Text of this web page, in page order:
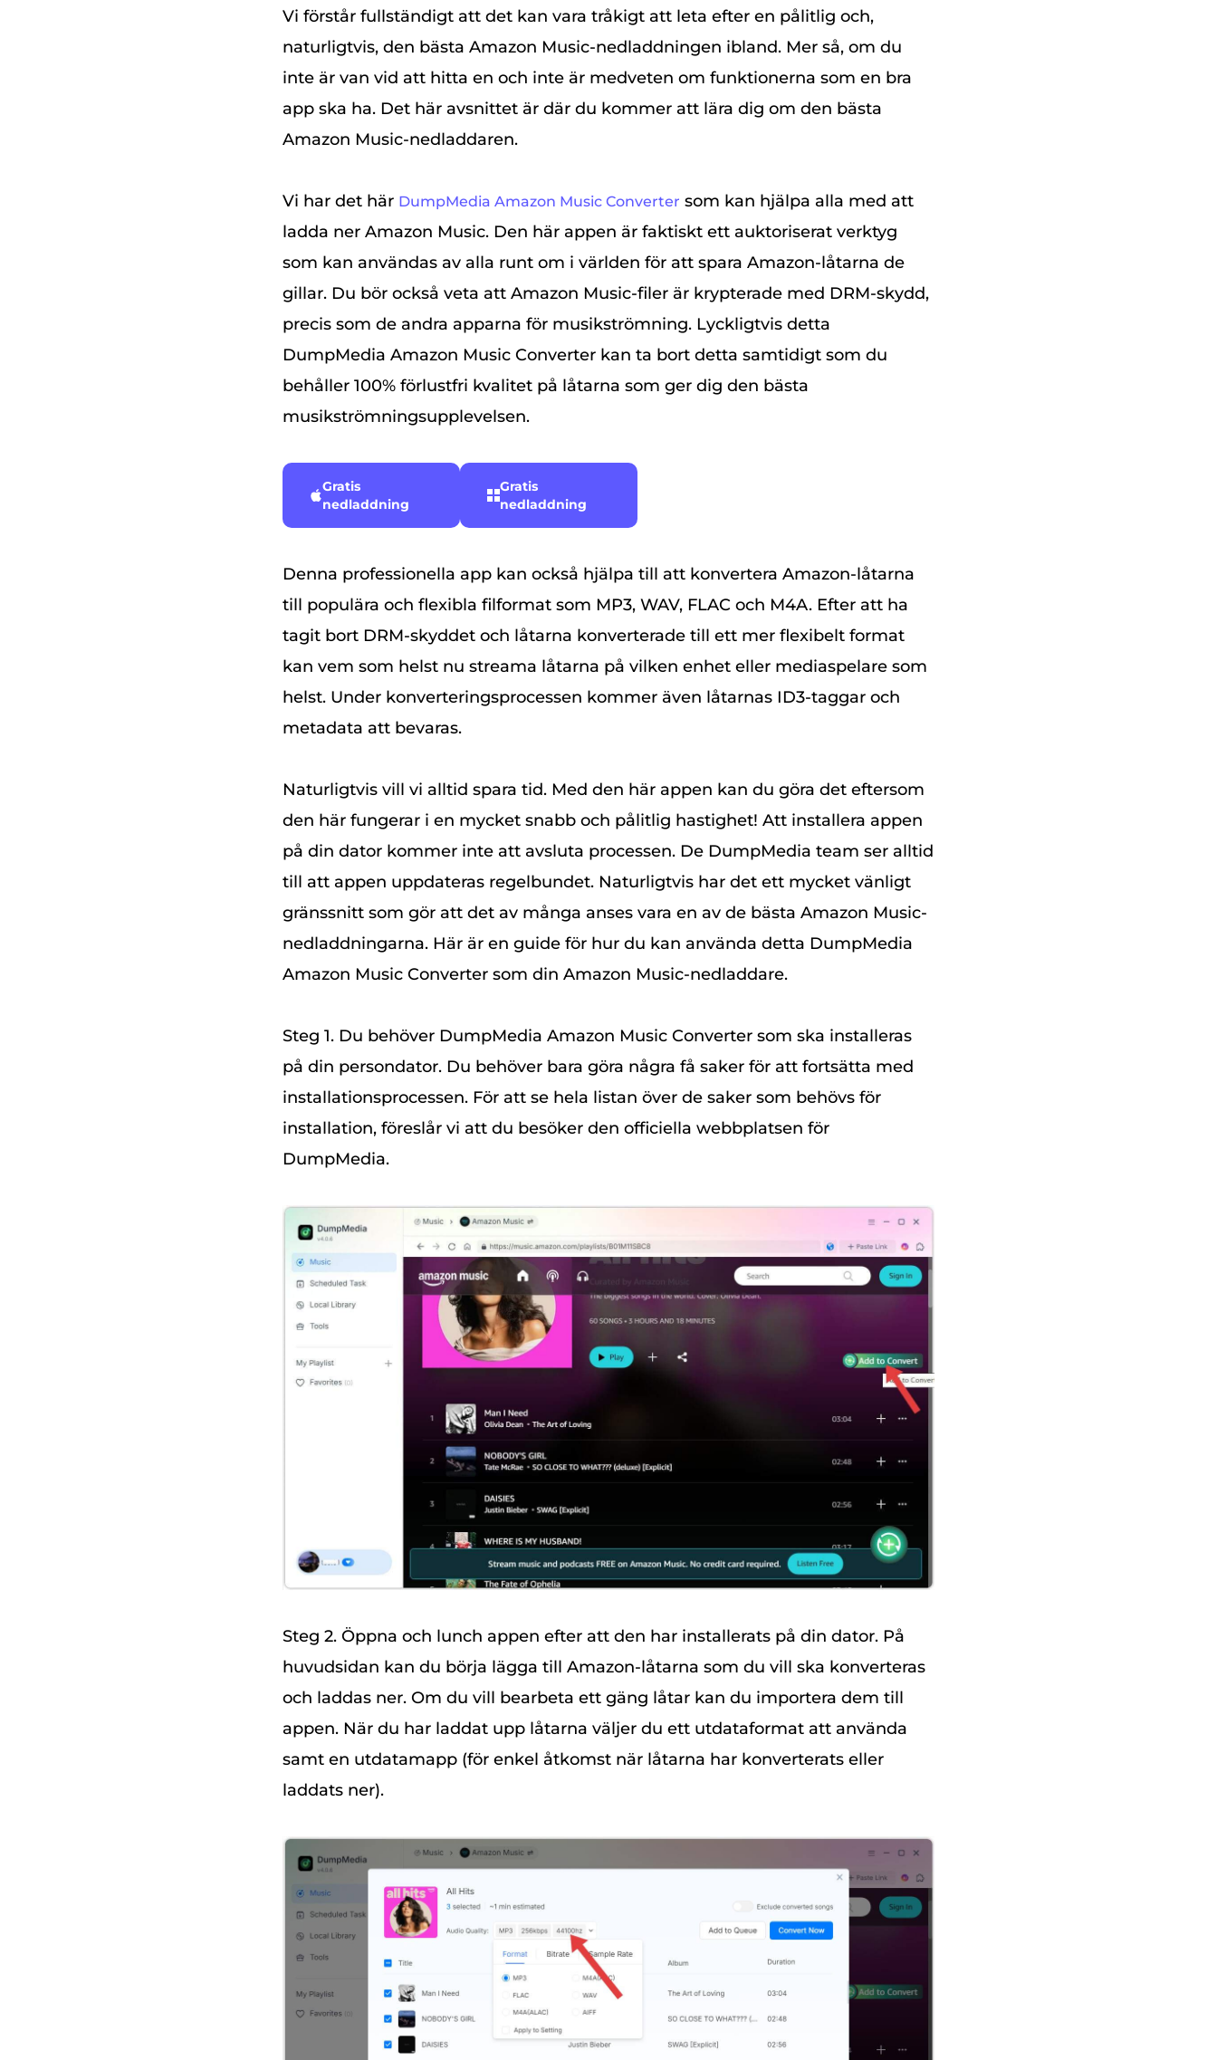
Vi förstår fullständigt att det kan vara tråkigt att leta efter en pålitlig och,
naturligtvis, den bästa Amazon Music-nedladdningen ibland. Mer så, om du
inte är van vid att hitta en och inte är medveten om funktionerna som en bra
app ska ha. Det här avsnittet är där du kommer att lära dig om den bästa
Amazon Music-nedladdaren.
Vi har det här DumpMedia Amazon Music Converter som kan hjälpa alla med att
ladda ner Amazon Music. Den här appen är faktiskt ett auktoriserat verktyg
som kan användas av alla runt om i världen för att spara Amazon-låtarna de
gillar. Du bör också veta att Amazon Music-filer är krypterade med DRM-skydd,
precis som de andra apparna för musikströmning. Lyckligtvis detta
DumpMedia Amazon Music Converter kan ta bort detta samtidigt som du
behåller 100% förlustfri kvalitet på låtarna som ger dig den bästa
musikströmningsupplevelsen.
Gratis
nedladdning
Gratis
nedladdning
Denna professionella app kan också hjälpa till att konvertera Amazon-låtarna
till populära och flexibla filformat som MP3, WAV, FLAC och M4A. Efter att ha
tagit bort DRM-skyddet och låtarna konverterade till ett mer flexibelt format
kan vem som helst nu streama låtarna på vilken enhet eller mediaspelare som
helst. Under konverteringsprocessen kommer även låtarnas ID3-taggar och
metadata att bevaras.
Naturligtvis vill vi alltid spara tid. Med den här appen kan du göra det eftersom
den här fungerar i en mycket snabb och pålitlig hastighet! Att installera appen
på din dator kommer inte att avsluta processen. De DumpMedia team ser alltid
till att appen uppdateras regelbundet. Naturligtvis har det ett mycket vänligt
gränssnitt som gör att det av många anses vara en av de bästa Amazon Music-
nedladdningarna. Här är en guide för hur du kan använda detta DumpMedia
Amazon Music Converter som din Amazon Music-nedladdare.
Steg 1. Du behöver DumpMedia Amazon Music Converter som ska installeras
på din persondator. Du behöver bara göra några få saker för att fortsätta med
installationsprocessen. För att se hela listan över de saker som behövs för
installation, föreslår vi att du besöker den officiella webbplatsen för
DumpMedia.
Steg 2. Öppna och lunch appen efter att den har installerats på din dator. På
huvudsidan kan du börja lägga till Amazon-låtarna som du vill ska konverteras
och laddas ner. Om du vill bearbeta ett gäng låtar kan du importera dem till
appen. När du har laddat upp låtarna väljer du ett utdataformat att använda
samt en utdatamapp (för enkel åtkomst när låtarna har konverterats eller
laddats ner).